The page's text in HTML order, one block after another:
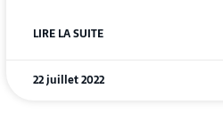
LIRE LA SUITE
22 juillet 2022